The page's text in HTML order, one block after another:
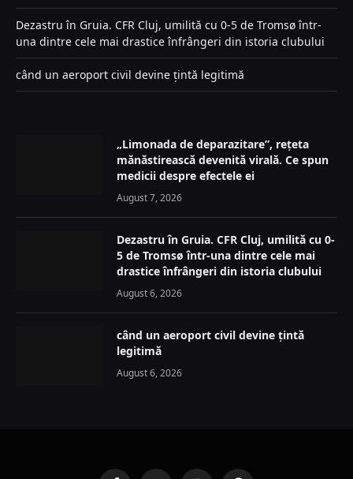
Dezastru în Gruia. CFR Cluj, umilită cu 0-5 de Tromsø într-
una dintre cele mai drastice înfrângeri din istoria clubului
când un aeroport civil devine țintă legitimă
„Limonada de deparazitare”, rețeta
mănăstirească devenită virală. Ce spun
medicii despre efectele ei
August 7, 2026
Dezastru în Gruia. CFR Cluj, umilită cu 0-
5 de Tromsø într-una dintre cele mai
drastice înfrângeri din istoria clubului
August 6, 2026
când un aeroport civil devine țintă
legitimă
August 6, 2026